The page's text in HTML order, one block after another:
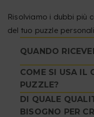
Risolviamo i dubbi più
del tuo puzzle
QUANDO
COME SI USA IL
PUZZLE?
DI QUALE
BISOGNO PER